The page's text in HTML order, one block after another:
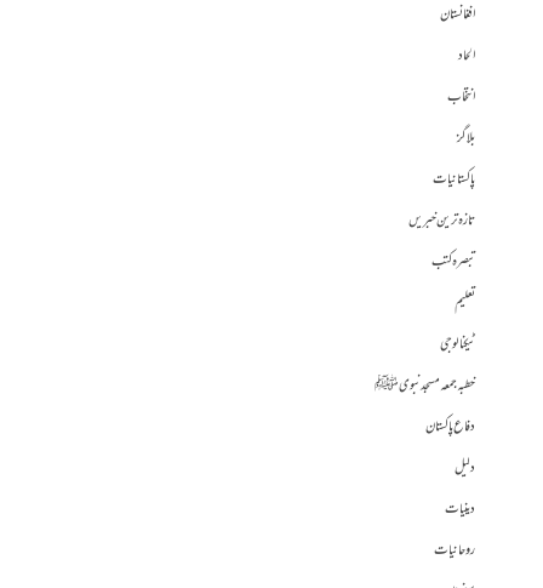
افغانستان
الحاد
انتخاب
بلاگز
پاکستانیات
تازہ ترین خبریں
تبصرہ کتب
تعلیم
ٹیکنالوجی
خطبہ جمعہ مسجد نبوی ﷺ
دفاع پاکستان
دلیل
دینیات
روحانیات